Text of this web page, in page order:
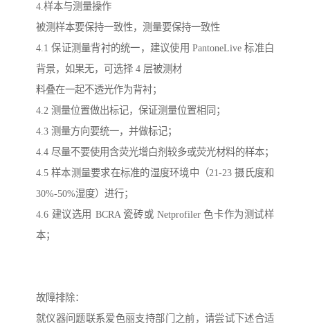
4.样本与测量操作
被测样本要保持一致性，测量要保持一致性
4.1 保证测量背衬的统一，建议使用 PantoneLive 标准白
背景，如果无，可选择 4 层被测材
料叠在一起不透光作为背衬；
4.2 测量位置做出标记，保证测量位置相同；
4.3 测量方向要统一，并做标记；
4.4 尽量不要使用含荧光增白剂较多或荧光材料的样本；
4.5 样本测量要求在标准的湿度环境中（21-23 摄氏度和
30%-50%湿度）进行；
4.6 建议选用 BCRA 瓷砖或 Netprofiler 色卡作为测试样
本；
故障排除：
就仪器问题联系爱色丽支持部门之前，请尝试下述合适